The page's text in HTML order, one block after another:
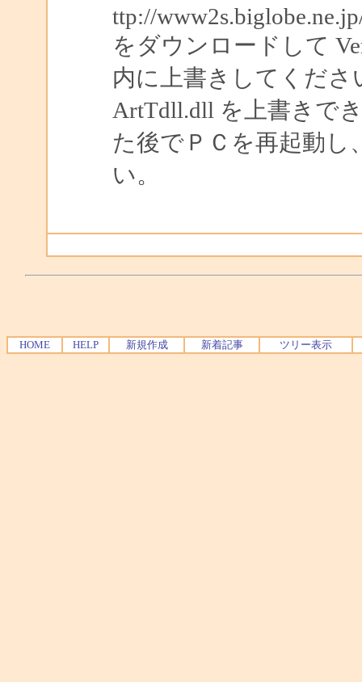
ttp://
をダウンロードして
内に上書きしてくださ
ArtTdll.dll を上書きで
た後でＰＣを再起動
い。
HOME HELP 新規作成 新着記事 ツリー表示